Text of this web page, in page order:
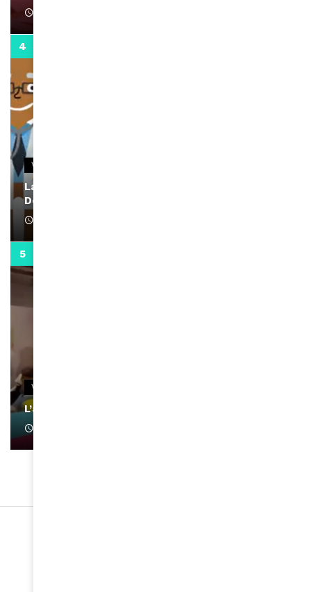
VIDEOS
La rubrique santé speciale coronavirus du
Docteur Makanda
VIDEOS
L’artiste Yoan s’exprime